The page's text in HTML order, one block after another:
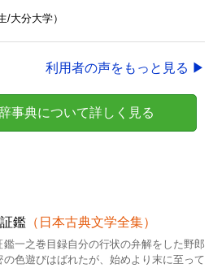
/大分大学）
利用者の声をもっと見る ▶
事典について詳しく見る
鑑 （日本古典文学全集）
鑑一之巻目録自分の行状の弁解をした野郎
の色遊びはばれたが、始めより末に至って